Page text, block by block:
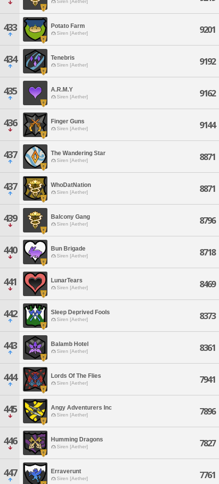
Siren [Aether]
433 Potato Farm
Siren [Aether] 9201
434 Tenebris
Siren [Aether] 9192
435 A.R.M.Y
Siren [Aether] 9162
436 Finger Guns
Siren [Aether] 9144
437 The Wandering Star
Siren [Aether] 8871
437 WhoDatNation
Siren [Aether] 8871
439 Balcony Gang
Siren [Aether] 8796
440 Bun Brigade
Siren [Aether] 8718
441 LunarTears
Siren [Aether] 8469
442 Sleep Deprived Fools
Siren [Aether] 8373
443 Balamb Hotel
Siren [Aether] 8361
444 Lords Of The Flies
Siren [Aether] 7941
445 Angy Adventurers Inc
Siren [Aether] 7896
446 Humming Dragons
Siren [Aether] 7827
447 Erraverunt
Siren [Aether] 7761